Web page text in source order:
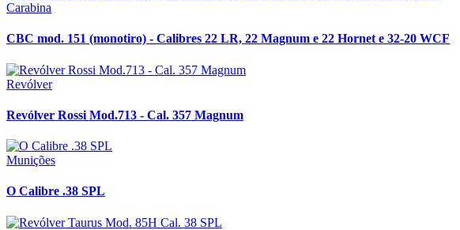
Carabina
CBC mod. 151 (monotiro) - Calibres 22 LR, 22 Magnum e 22 Hornet e 32-20 WCF
Revólver
Revólver Rossi Mod.713 - Cal. 357 Magnum
Munições
O Calibre .38 SPL